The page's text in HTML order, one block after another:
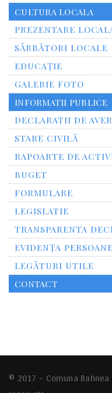
CULTURA LOCALA
PREZENTARE
SĂRBĂTORI LOCALE
EDUCAȚIE
GALERIE FOTO
INFORMATII PUBLICE
DECLARATII DE
STARE CIVILĂ
RAPOARTE DE
BUGET
FORMULARE
LEGISLATIE
TRANSPARENTA
EVIDENȚA
LEGĂTURI UTILE
CONTACT
© 2017 – Comuna